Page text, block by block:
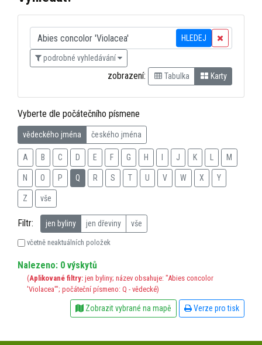
HLEDEJ
podrobné vyhledávání
zobrazení: Tabulka Karty
Vyberte dle počátečního písmene
vědeckého jména českého jména
A B C D E F G H J K M
N O P Q R S T U V W X Y
Z vše
Filtr: jen byliny jen dřeviny vše
včetně neaktuálních položek
Nalezeno: 0 výskytů
(Aplikované filtry: jen byliny; název obsahuje: "Abies concolor
'Violacea'"; počáteční písmeno: Q - vědecké)
Zobrazit vybrané na mapě Verze pro tisk